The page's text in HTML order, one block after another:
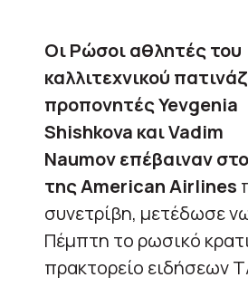
Οι Ρώσοι αθλητές του
καλλιτεχνικού
προπονητές Yevgenia
Shishkova και Vadim
Naumov επέβαιναν
της American Airlines
συνετρίβη, μετέδωσε
Πέμπτη το ρωσικό
πρακτορείο ειδήσεων